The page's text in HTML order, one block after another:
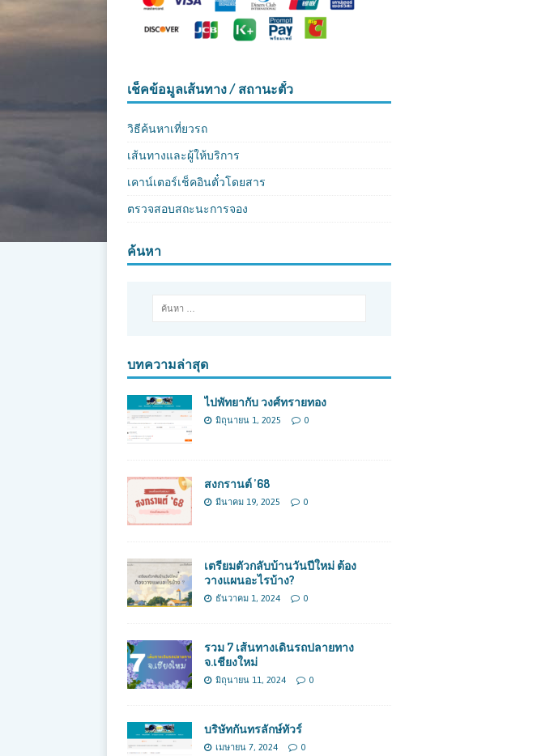
เช็คข้อมูลเส้นทาง / สถานะตั๋ว
วิธีค้นหาเที่ยวรถ
เส้นทางและผู้ให้บริการ
เคาน์เตอร์เช็คอินตั๋วโดยสาร
ตรวจสอบสถะนะการจอง
ค้นหา
บทความล่าสุด
ไปพัทยากับ วงศ์ทรายทอง
มิถุนายน 1, 2025 0
สงกรานต์ ’68
มีนาคม 19, 2025 0
เตรียมตัวกลับบ้านวันปีใหม่ ต้อง
วางแผนอะไรบ้าง?
ธันวาคม 1, 2024 0
รวม 7 เส้นทางเดินรถปลายทาง
จ.เชียงใหม่
มิถุนายน 11, 2024 0
บริษัทกันทรลักษ์ทัวร์
เมษายน 7, 2024 0